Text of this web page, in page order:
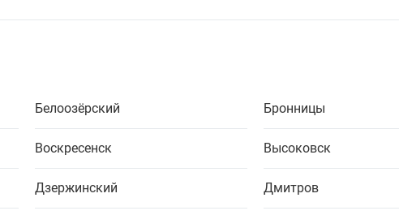
Белоозёрский Бронницы
Воскресенск Высоковск
Дзержинский Дмитров